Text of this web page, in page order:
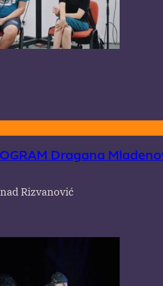
Dragana
Rizvanović